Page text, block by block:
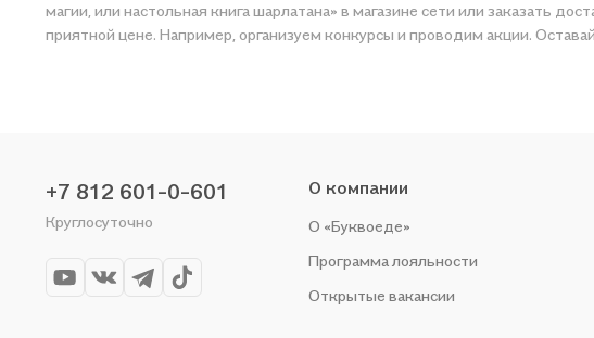
магии, или настольная книга шарлатана» в магазине сети или заказать
приятной цене. Например, организуем конкурсы и проводим акции.
+7 812 601-0-601
Круглосуточно
О компании
О «Буквоеде»
Программа лояльности
Открытые вакансии